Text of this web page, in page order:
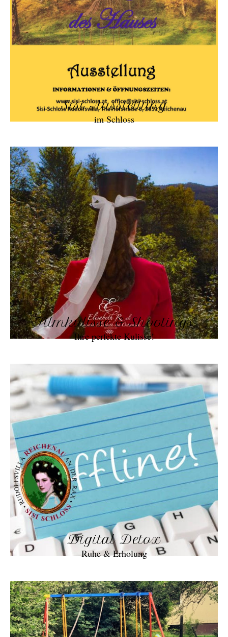
Sisi Ausstellung
im Schloss
Filmkulisse & Shootings
Ihre perfekte Kulisse!
Digital Detox
Ruhe & Erholung